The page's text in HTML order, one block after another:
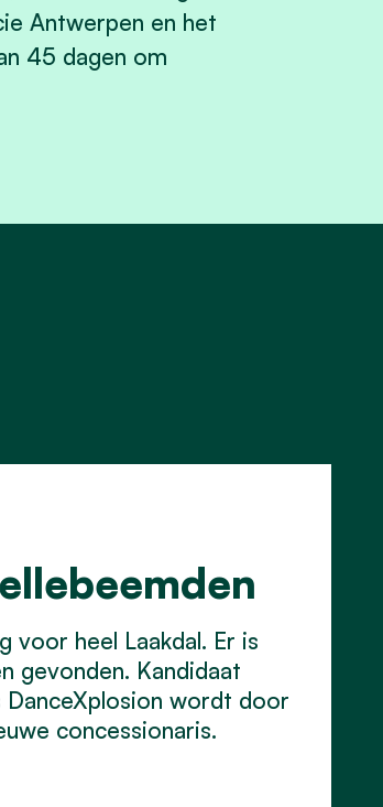
Antwerpen en het
45 dagen om
voor heel Laakdal. Er is
gevonden. Kandidaat
DanceXplosion wordt door
concessionaris.